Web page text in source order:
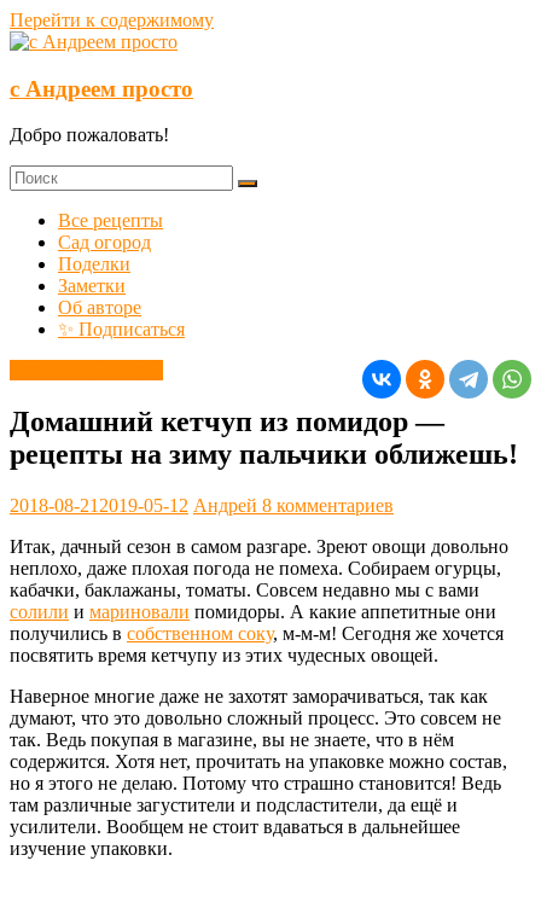
Перейти к содержимому
с Андреем просто
Добро пожаловать!
Все рецепты
Сад огород
Поделки
Заметки
Об авторе
✨ Подписаться
Домашний кетчуп из помидор —
рецепты на зиму пальчики оближешь!
2018-08-21 2019-05-12 Андрей 8 комментариев
Итак, дачный сезон в самом разгаре. Зреют овощи довольно
неплохо, даже плохая погода не помеха. Собираем огурцы,
кабачки, баклажаны, томаты. Совсем недавно мы с вами
солили и мариновали помидоры. А какие аппетитные они
получились в собственном соку, м-м-м! Сегодня же хочется
посвятить время кетчупу из этих чудесных овощей.
Наверное многие даже не захотят заморачиваться, так как
думают, что это довольно сложный процесс. Это совсем не
так. Ведь покупая в магазине, вы не знаете, что в нём
содержится. Хотя нет, прочитать на упаковке можно состав,
но я этого не делаю. Потому что страшно становится! Ведь
там различные загустители и подсластители, да ещё и
усилители. Вообщем не стоит вдаваться в дальнейшее
изучение упаковки.